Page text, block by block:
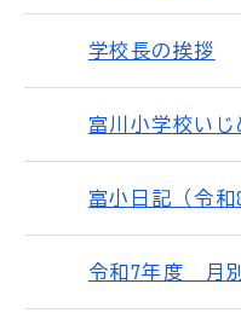
学校長の挨拶
富川小学校い
富小日記（令和
令和7年度 月